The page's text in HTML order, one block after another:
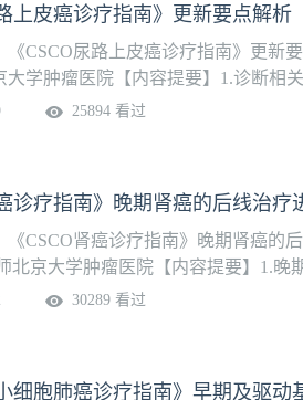
上皮癌诊疗指南》更新要点解析
《CSCO尿路上皮癌诊疗指南》更新
大学肿瘤医院【内容提要】1.诊断相
进展3.免疫联合ADC类药物纳入指南
25894 看过
诊疗指南》晚期肾癌的后线治疗
《CSCO肾癌诊疗指南》晚期肾癌的
北京大学肿瘤医院【内容提要】1.晚
后的晚期肾癌治疗进展3.免疫联合
30289 看过